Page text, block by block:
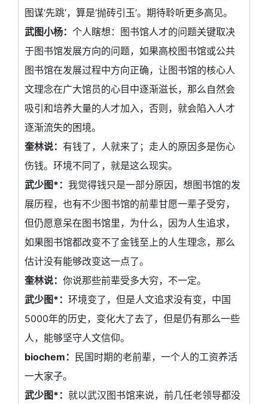
图谋‘先跳‘，算是‘抛砖引玉’。期待聆听更多高见。
武图小杨： 个人瞎想：图书馆人才的问题关键取决
于图书馆发展方向的问题，如果高校图书馆或公共
图书馆在发展过程中方向正确，让图书馆的核心人
文理念在广大馆员的心目中逐渐滋长，那么自然会
吸引和培养大量的人才加入，否则，就会陷入人才
逐渐流失的困境。
奎林说： 有钱了，人就来了；走人的原因多是伤心
伤钱。环境不同了，就是这么现实。
武少图*： 我觉得钱只是一部分原因，想图书馆的发
展历程，也有不少图书馆的前辈甘愿一辈子受穷，
但仍愿意呆在图书馆里，为什么，因为人生追求，
如果图书馆都改变不了金钱至上的人生理念，那么
估计没有能够改变这一点了。
奎林说： 你说那些前辈受多大穷，不一定。
武少图*： 环境变了，但是人文追求没有变，中国
5000年的历史，变化大了去了，但是仍有那么一些
人，能够坚守人文信仰。
biochem： 民国时期的老前辈，一个人的工资养活
一大家子。
武少图*： 就以武汉图书馆来说，前几任老领导都没